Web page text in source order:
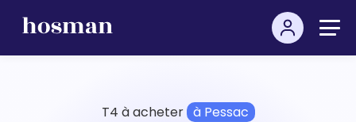
T4 à acheter à Pessac